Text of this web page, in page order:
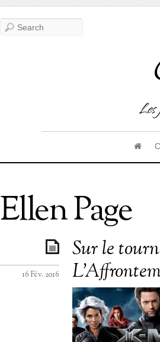
Les
Ellen Page
Sur le
16 Fév. 2016